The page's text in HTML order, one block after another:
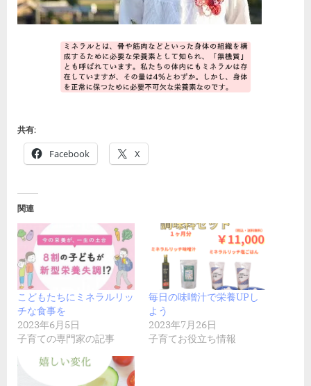
共有:
Facebook X
関連
こどもたちにミネラルリッ
チな食事を
2023年6月5日
子育ての専門家の記事
毎日の味噌汁で栄養UPし
よう
2023年7月26日
子育てお役立ち情報